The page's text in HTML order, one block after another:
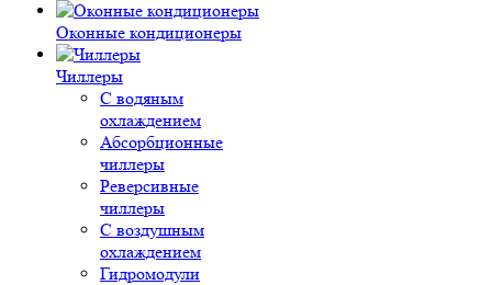
Оконные кондиционеры
Чиллеры
С водяным
охлаждением
Абсорбционные
чиллеры
Реверсивные
чиллеры
С воздушным
охлаждением
Гидромодули